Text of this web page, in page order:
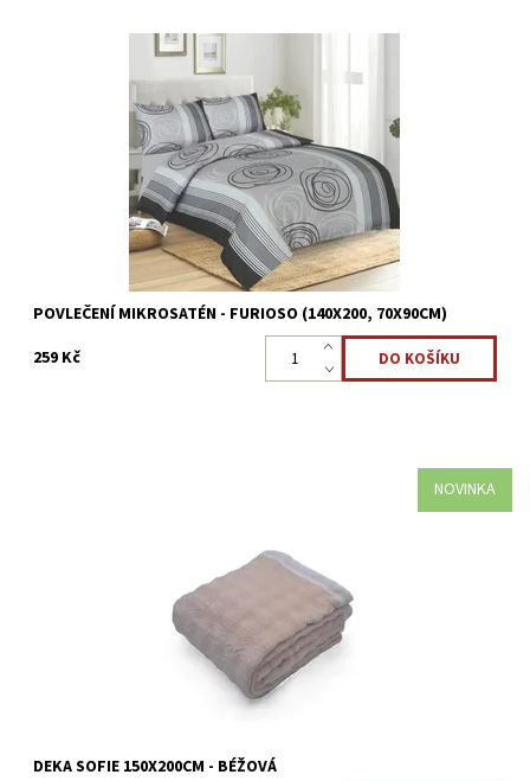
Mikrosaténové povlečení je vyrobeno z jemného mikro vlákna,
příjemný,jemný a pohodlný spánek.
Skladem >5 ks
8595248439993
POVLEČENÍ MIKROSATÉN - FURIOSO (140X200, 70X90CM)
259 Kč
NOVINKA
Skladem >5 ks
8595248440760
DEKA SOFIE 150X200CM - BÉŽOVÁ